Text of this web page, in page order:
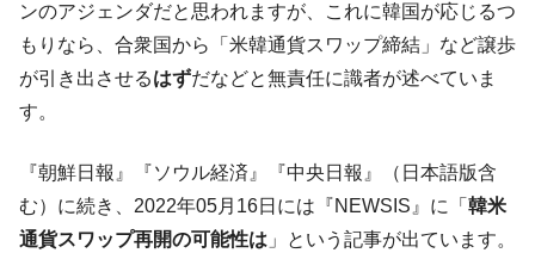
『Money1』
韓国･李在明さっそく不動産対策で浅薄な発
言。
『Money1』
韓国は「中国と同じく」投資に不適格な国
だ。
す」⇒「金を経由するドル入手」手段ではないのか？
『Money1』
韓国･外為取引量「1日当たり1,214.4億ド
ル」まで拡大 ⇒ 海外資金の動きに強く左右される状態
ンのアジェンダだと思われますが、これに韓国が応じるつ
もりなら、合衆国から「米韓通貨スワップ締結」など譲歩
が引き出させるはずだなどと無責任に識者が述べていま
す。
『朝鮮日報』『ソウル経済』『中央日報』（日本語版含
む）に続き、2022年05月16日には『NEWSIS』に「 韓米
通貨スワップ再開の可能性は 」という記事が出ています。